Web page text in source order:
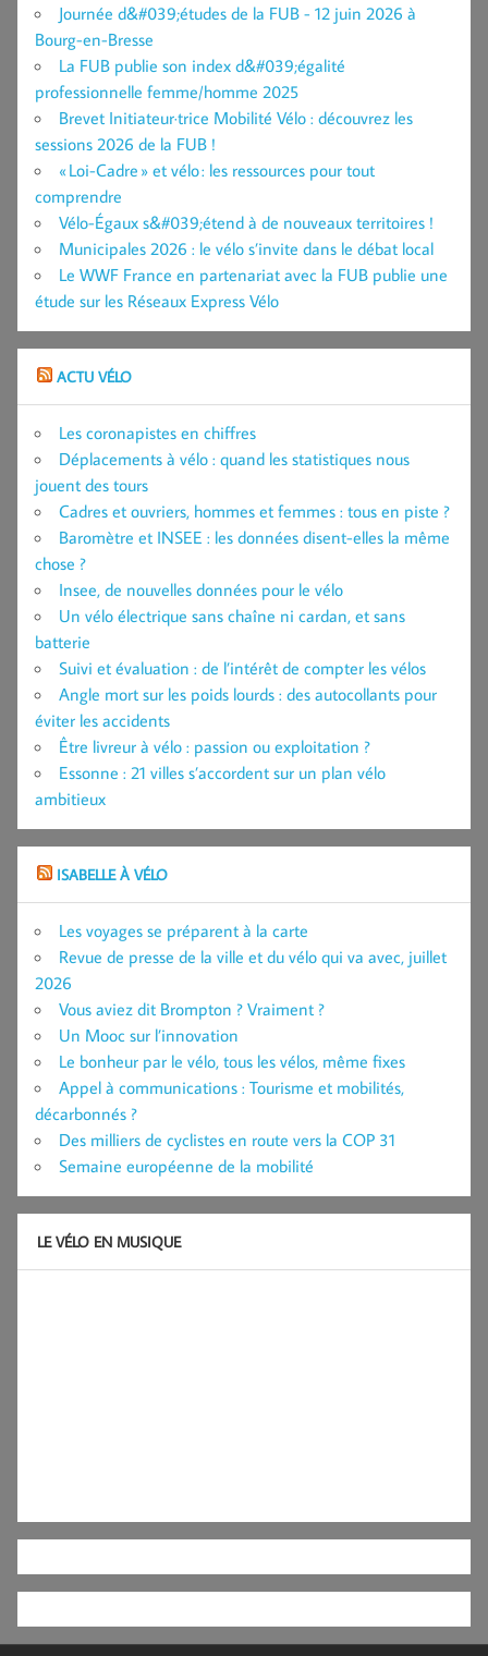
Journée d&#039;études de la FUB - 12 juin 2026 à
Bourg-en-Bresse
La FUB publie son index d&#039;égalité
professionnelle femme/homme 2025
Brevet Initiateur·trice Mobilité Vélo : découvrez les
sessions 2026 de la FUB !
« Loi-Cadre » et vélo : les ressources pour tout
comprendre
Vélo-Égaux s&#039;étend à de nouveaux territoires !
Municipales 2026 : le vélo s’invite dans le débat local
Le WWF France en partenariat avec la FUB publie une
étude sur les Réseaux Express Vélo
ACTU VÉLO
Les coronapistes en chiffres
Déplacements à vélo : quand les statistiques nous
jouent des tours
Cadres et ouvriers, hommes et femmes : tous en piste ?
Baromètre et INSEE : les données disent-elles la même
chose ?
Insee, de nouvelles données pour le vélo
Un vélo électrique sans chaîne ni cardan, et sans
batterie
Suivi et évaluation : de l’intérêt de compter les vélos
Angle mort sur les poids lourds : des autocollants pour
éviter les accidents
Être livreur à vélo : passion ou exploitation ?
Essonne : 21 villes s’accordent sur un plan vélo
ambitieux
ISABELLE À VÉLO
Les voyages se préparent à la carte
Revue de presse de la ville et du vélo qui va avec, juillet
2026
Vous aviez dit Brompton ? Vraiment ?
Un Mooc sur l’innovation
Le bonheur par le vélo, tous les vélos, même fixes
Appel à communications : Tourisme et mobilités,
décarbonnés ?
Des milliers de cyclistes en route vers la COP 31
Semaine européenne de la mobilité
LE VÉLO EN MUSIQUE